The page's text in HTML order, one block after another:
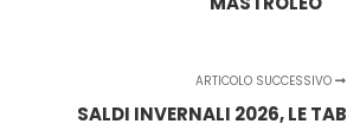
ARTICOLO SUCCESSIVO
SALDI INVERNALI 2026, LE